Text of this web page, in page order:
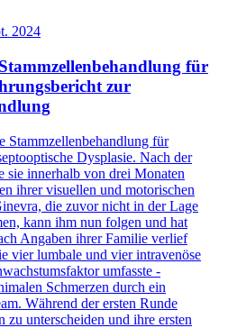
2024
für
zur
Stammzellenbehandlung für
Dysplasie. Nach der
sie innerhalb von drei Monaten
ihrer visuellen und motorischen
die zuvor nicht in der Lage
kann ihm nun folgen und hat
Angaben ihrer Familie verlief
vier lumbale und vier intravenöse
umfasste -
Schmerzen durch ein
Während der ersten Runde
zu unterscheiden und ihre ersten